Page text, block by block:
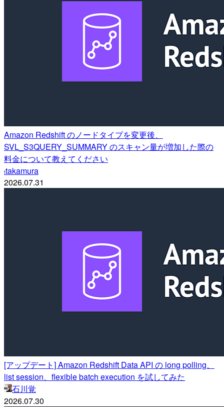
Amazon Redshift のノードタイプを変更後、
SVL_S3QUERY_SUMMARY のスキャン量が増加した際の
料金について教えてください
ttakamura
2026.07.31
[アップデート] Amazon Redshift Data API の long polling、
list session、flexible batch execution を試してみた
石川覚
2026.07.30